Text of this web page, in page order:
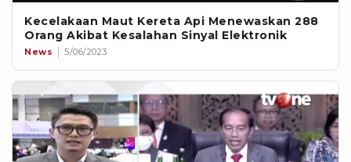
Kecelakaan Maut Kereta Api Menewaskan 288
Orang Akibat Kesalahan Sinyal Elektronik
News 5/06/2023